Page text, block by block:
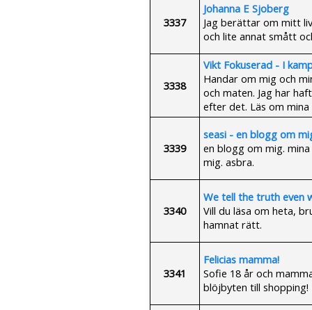
3337
Johanna E Sjoberg
Jag berättar om mitt
och lite annat smått
3338
Vikt Fokuserad - I
Handar om mig och
och maten. Jag har
efter det. Läs om
3339
seasi - en blogg om
en blogg om mig.
mig. asbra.
3340
We tell the truth even
Vill du läsa om heta,
hamnat rätt.
3341
Felicias mamma!
Sofie 18 år och
blöjbyten till shopping!